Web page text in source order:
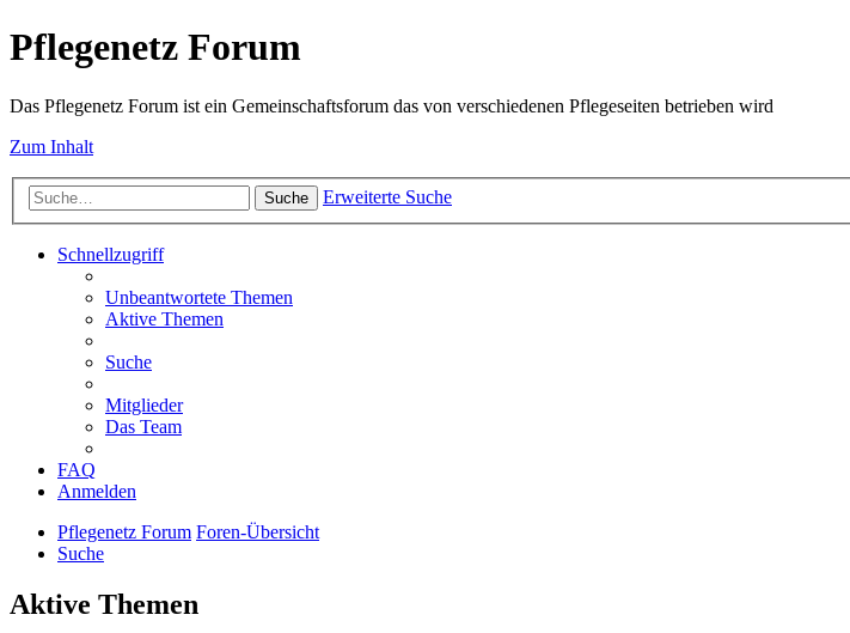
Pflegenetz Forum
Das Pflegenetz Forum ist ein Gemeinschaftsforum das von verschiedenen Pflegeseiten betrieben wird
Zum Inhalt
Suche Erweiterte Suche
Schnellzugriff
Unbeantwortete Themen
Aktive Themen
Suche
Mitglieder
Das Team
FAQ
Anmelden
Pflegenetz Forum Foren-Übersicht
Suche
Aktive Themen